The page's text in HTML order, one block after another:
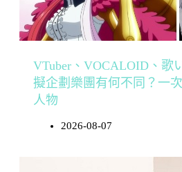
VTuber、VOCALOID、歌
擬企劃樂團有何不同？一
人物
2026-08-07